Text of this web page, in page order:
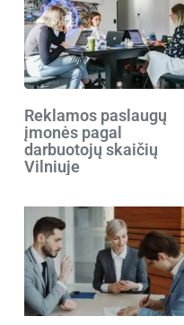
Reklamos paslaugų
įmonės pagal
darbuotojų skaičių
Vilniuje